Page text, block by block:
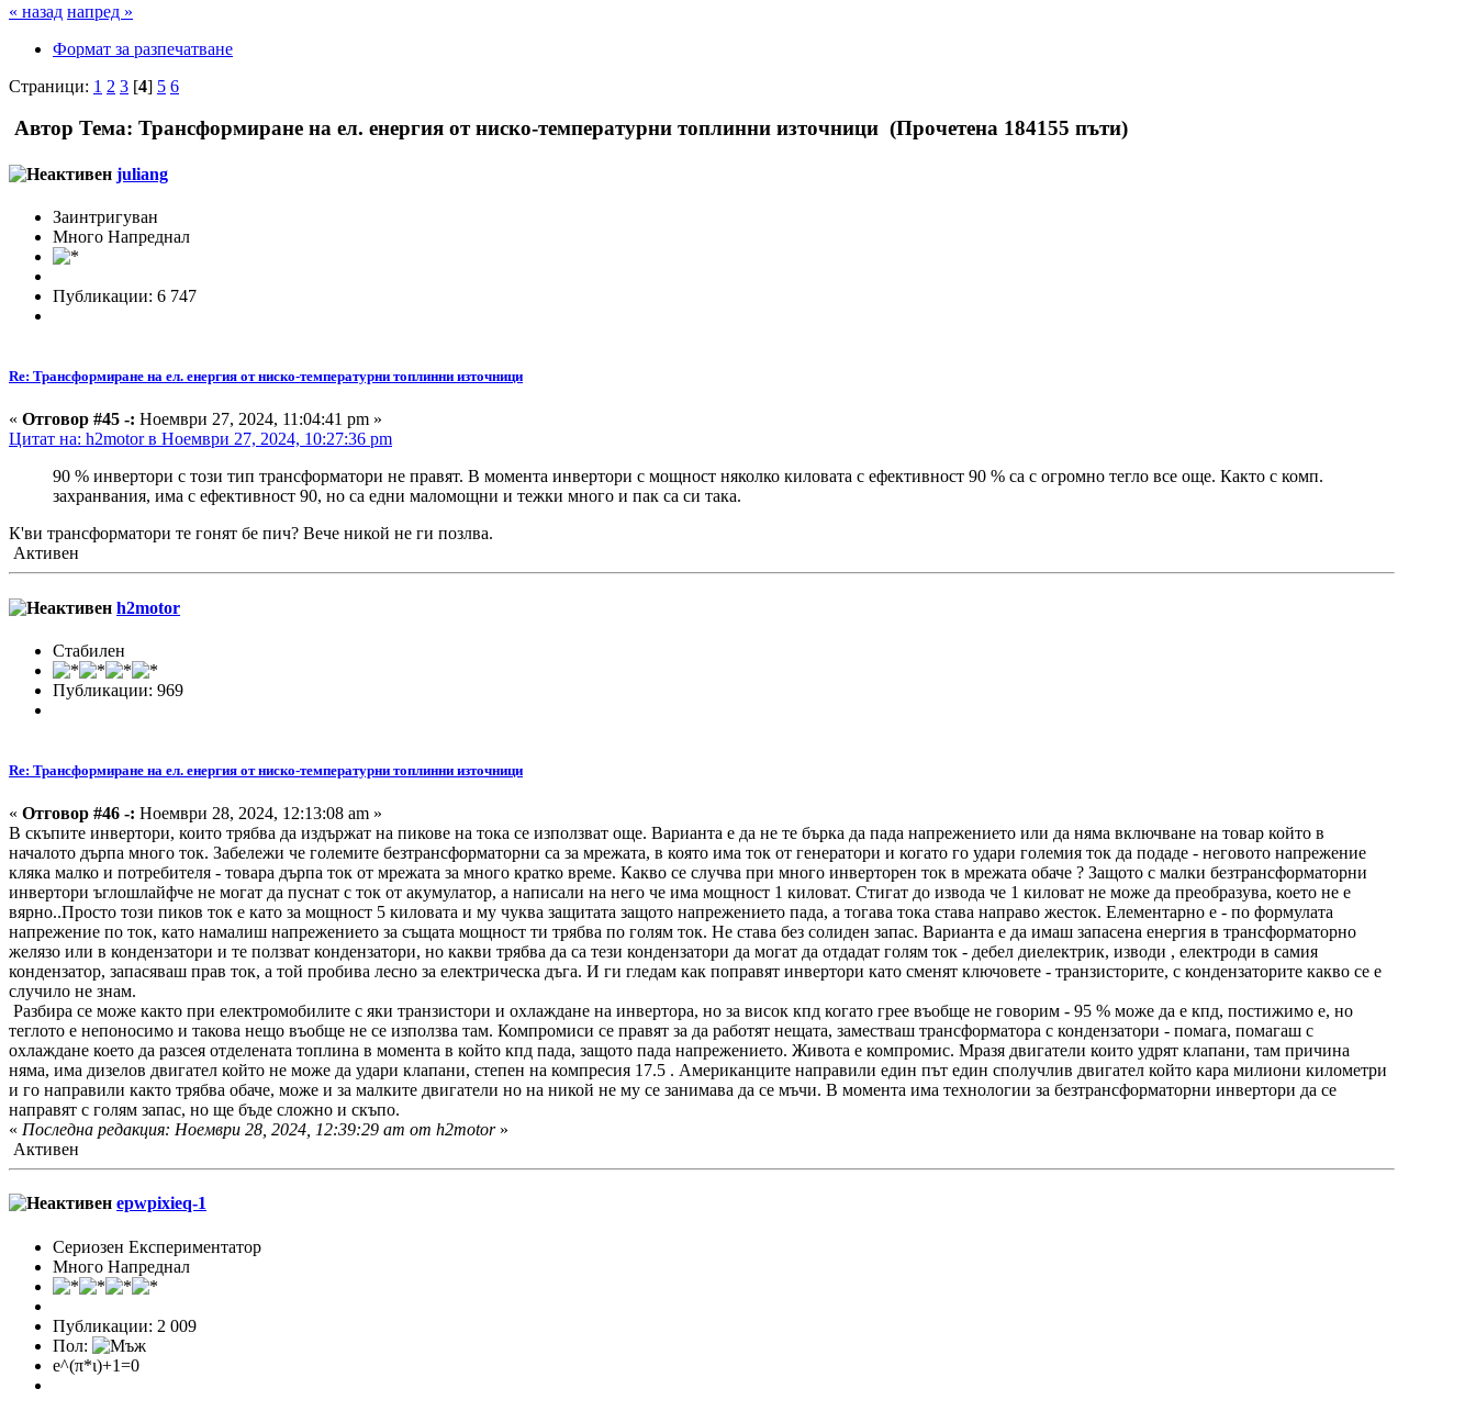
« назад напред »
Формат за разпечатване
Страници: 1 2 3 [4] 5 6
Автор Тема: Трансформиране на ел. енергия от ниско-температурни топлинни източници (Прочетена 184155 пъти)
juliang
Заинтригуван
Много Напреднал
Публикации: 6 747
Re: Трансформиране на ел. енергия от ниско-температурни топлинни източници
« Отговор #45 -: Ноември 27, 2024, 11:04:41 pm »
Цитат на: h2motor в Ноември 27, 2024, 10:27:36 pm
90 % инвертори с този тип трансформатори не правят. В момента инвертори с мощност няколко киловата с ефективност 90 % са с огромно тегло все още. Както с комп.
захранвания, има с ефективност 90, но са едни маломощни и тежки много и пак са си така.
К'ви трансформатори те гонят бе пич? Вече никой не ги позлва.
Активен
h2motor
Стабилен
Публикации: 969
Re: Трансформиране на ел. енергия от ниско-температурни топлинни източници
« Отговор #46 -: Ноември 28, 2024, 12:13:08 am »
В скъпите инвертори, които трябва да издържат на пикове на тока се използват още. Варианта е да не те бърка да пада напрежението или да няма включване на товар който в
началото дърпа много ток. Забележи че големите безтрансформаторни са за мрежата, в която има ток от генератори и когато го удари големия ток да подаде - неговото напрежение
кляка малко и потребителя - товара дърпа ток от мрежата за много кратко време. Какво се случва при много инверторен ток в мрежата обаче ? Защото с малки безтрансформаторни
инвертори ъглошлайфче не могат да пуснат с ток от акумулатор, а написали на него че има мощност 1 киловат. Стигат до извода че 1 киловат не може да преобразува, което не е
вярно..Просто този пиков ток е като за мощност 5 киловата и му чуква защитата защото напрежението пада, а тогава тока става направо жесток. Елементарно е - по формулата
напрежение по ток, като намалиш напрежението за същата мощност ти трябва по голям ток. Не става без солиден запас. Варианта е да имаш запасена енергия в трансформаторно
желязо или в кондензатори и те ползват кондензатори, но какви трябва да са тези кондензатори да могат да отдадат голям ток - дебел диелектрик, изводи , електроди в самия
кондензатор, запасяваш прав ток, а той пробива лесно за електрическа дъга. И ги гледам как поправят инвертори като сменят ключовете - транзисторите, с кондензаторите какво се е
случило не знам.
Разбира се може както при електромобилите с яки транзистори и охлаждане на инвертора, но за висок кпд когато грее въобще не говорим - 95 % може да е кпд, постижимо е, но
теглото е непоносимо и такова нещо въобще не се използва там. Компромиси се правят за да работят нещата, заместваш трансформатора с кондензатори - помага, помагаш с
охлаждане което да разсея отделената топлина в момента в който кпд пада, защото пада напрежението. Живота е компромис. Мразя двигатели които удрят клапани, там причина
няма, има дизелов двигател който не може да удари клапани, степен на компресия 17.5 . Американците направили един път един сполучлив двигател който кара милиони километри
и го направили както трябва обаче, може и за малките двигатели но на никой не му се занимава да се мъчи. В момента има технологии за безтрансформаторни инвертори да се
направят с голям запас, но ще бъде сложно и скъпо.
« Последна редакция: Ноември 28, 2024, 12:39:29 am от h2motor»
Активен
epwpixieq-1
Сериозен Експериментатор
Много Напреднал
Публикации: 2 009
Пол:
e^(π*ι)+1=0